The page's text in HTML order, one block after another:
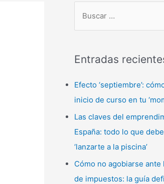
u
c
o
r
Entradas
Efecto ‘septiembre’:
inicio de curso en tu
Las claves del
España: todo lo que
‘lanzarte a la piscina’
Cómo no agobiarse
de impuestos: la guía